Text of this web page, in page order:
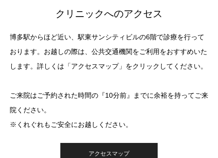
クリニックへのアクセス
博多駅からほど近い、駅東サンシティビルの6階で診療を行って
おります。お越しの際は、公共交通機関をご利用をおすすめいた
します。詳しくは「アクセスマップ」をクリックしてください。
ご来院はご予約された時間の『10分前』までに余裕を持ってご来
院ください。
※くれぐれもご安全にお越しください。
アクセスマップ